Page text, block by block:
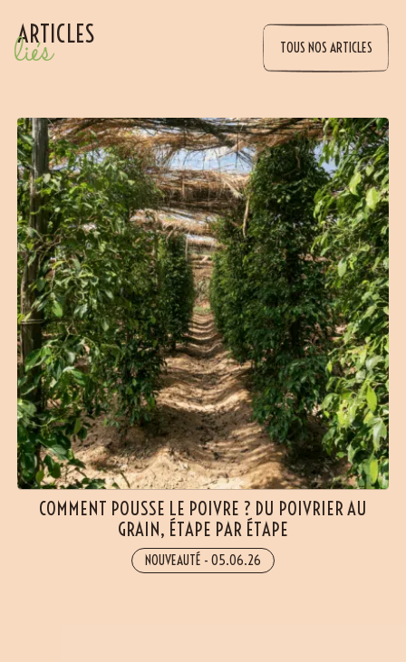
(104 avis)
ARTICLES
liés TOUS NOS ARTICLES
COMMENT POUSSE LE POIVRE ? DU POIVRIER AU
GRAIN, ÉTAPE PAR ÉTAPE
NOUVEAUTÉ - 05.06.26